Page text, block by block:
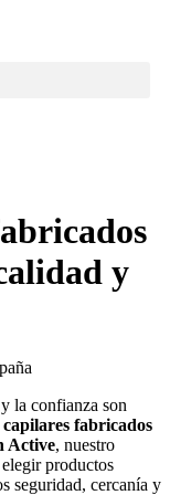
y
la confianza son
fabricados
Active, nuestro
productos
seguridad, cercanía y